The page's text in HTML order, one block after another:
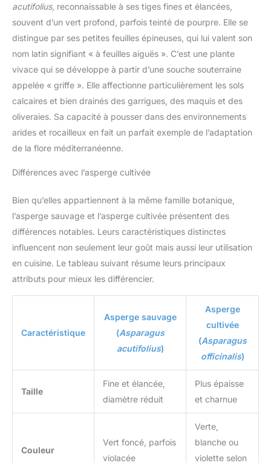
acutifolius, reconnaissable à ses tiges fines et élancées,
souvent d’un vert profond, parfois teinté de pourpre. Elle se
distingue par ses petites feuilles épineuses, qui lui valent son
nom latin signifiant « à feuilles aiguës ». C’est une plante
vivace qui se développe à partir d’une souche souterraine
appelée « griffe ». Elle affectionne particulièrement les sols
calcaires et bien drainés des garrigues, des maquis et des
oliveraies. Sa capacité à pousser dans des environnements
arides et rocailleux en fait un parfait exemple de l’adaptation
de la flore méditerranéenne.
Différences avec l’asperge cultivée
Bien qu’elles appartiennent à la même famille botanique,
l’asperge sauvage et l’asperge cultivée présentent des
différences notables. Leurs caractéristiques distinctes
influencent non seulement leur goût mais aussi leur utilisation
en cuisine. Le tableau suivant résume leurs principaux
attributs pour mieux les différencier.
Caractéristique
Asperge sauvage
(Asparagus
acutifolius)
Asperge
cultivée
(Asparagus
officinalis)
Taille
Fine et élancée,
diamètre réduit
Plus épaisse
et charnue
Couleur
Vert foncé, parfois
violacée
Verte,
blanche ou
violette selon